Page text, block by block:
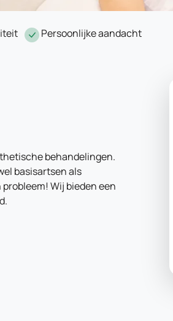
Persoonlijke aandacht
behandelingen.
basisartsen als
Wij bieden een